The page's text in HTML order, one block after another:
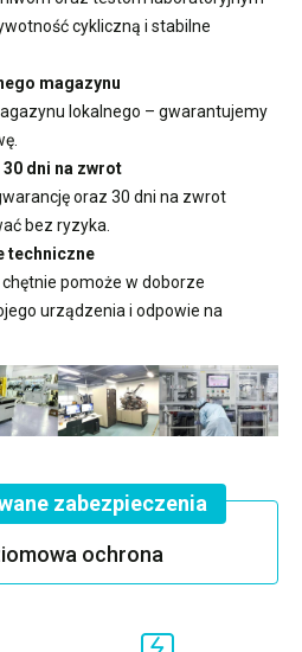
cykliczną i stabilne
magazynu
lokalnego – gwarantujemy
dni na zwrot
oraz 30 dni na zwrot
bez ryzyka.
techniczne
chętnie pomoże w doborze
urządzenia i odpowie na
zabezpieczenia
ochrona